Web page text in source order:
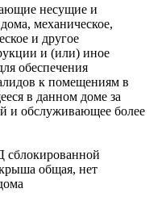
несущие и
механическое,
и другое
и (или) иное
обеспечения
к помещениям в
в данном доме за
и обслуживающее более
общая, нет